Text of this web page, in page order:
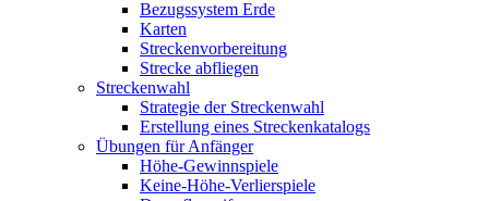
Bezugssystem Erde
Karten
Streckenvorbereitung
Strecke abfliegen
Streckenwahl
Strategie der Streckenwahl
Erstellung eines Streckenkatalogs
Übungen für Anfänger
Höhe-Gewinnspiele
Keine-Höhe-Verlierspiele